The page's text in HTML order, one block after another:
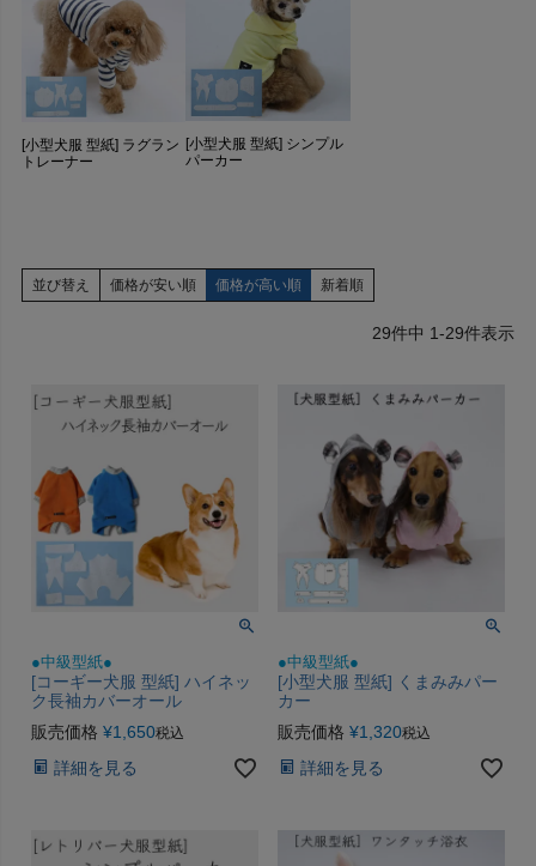
[小型犬服 型紙] ラグラン
トレーナー
[小型犬服 型紙] シンプル
パーカー
並び替え 価格が安い順 価格が高い順 新着順
29件中 1-29件表示
●中級型紙●
[コーギー犬服 型紙] ハイネッ
ク長袖カバーオール
販売価格 ¥1,650税込
詳細を見る
●中級型紙●
[小型犬服 型紙] くまみみパー
カー
販売価格 ¥1,320税込
詳細を見る